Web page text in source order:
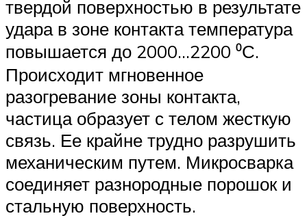
твердой поверхностью в результате
удара в зоне контакта температура
повышается до 2000…2200 ⁰С.
Происходит мгновенное
разогревание зоны контакта,
частица образует с телом жесткую
связь. Ее крайне трудно разрушить
механическим путем. Микросварка
соединяет разнородные порошок и
стальную поверхность.